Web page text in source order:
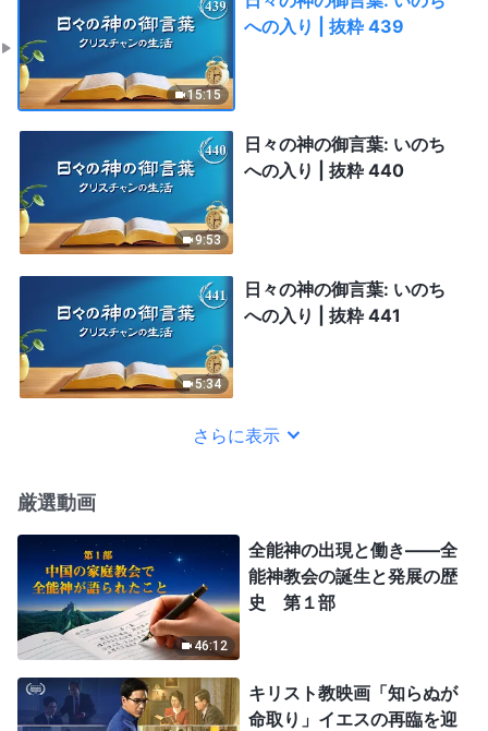
15:15
への入り | 抜粋 439
9:53
日々の神の御言葉: いのち
への入り | 抜粋 440
5:34
日々の神の御言葉: いのち
への入り | 抜粋 441
さらに表示
厳選動画
46:12
全能神の出現と働き——全
能神教会の誕生と発展の歴
史 第１部
キリスト教映画「知らぬが
命取り」イエスの再臨を迎